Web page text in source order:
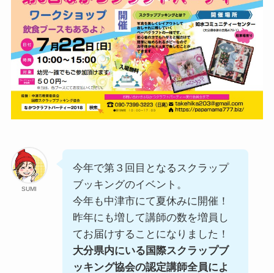
SUMI
今年で第３回目となるスクラップ
ブッキングのイベント。
今年も中津市にて夏休みに開催！
昨年にも増して講師の数を増員し
てお届けすることになりました！
大分県内にいる国際スクラップブ
ッキング協会の認定講師全員によ